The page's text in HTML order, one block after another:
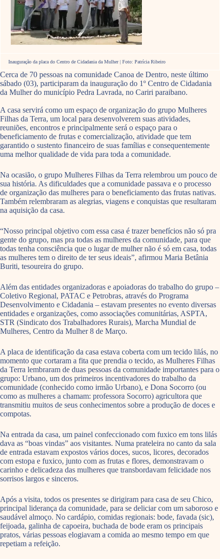
Inauguração da placa do Centro de Cidadania da Mulher | Foto: Patrícia Ribeiro
Cerca de 70 pessoas na comunidade Canoa de Dentro, neste último
sábado (03), participaram da inauguração do 1º Centro de Cidadania
da Mulher do município Pedra Lavrada, no Cariri paraibano.
A casa servirá como um espaço de organização do grupo Mulheres
Filhas da Terra, um local para desenvolverem suas atividades,
reuniões, encontros e principalmente será o espaço para o
beneficiamento de frutas e comercialização, atividade que tem
garantido o sustento financeiro de suas famílias e consequentemente
uma melhor qualidade de vida para toda a comunidade.
Na ocasião, o grupo Mulheres Filhas da Terra relembrou um pouco de
sua história. As dificuldades que a comunidade passava e o processo
de organização das mulheres para o beneficiamento das frutas nativas.
Também relembraram as alegrias, viagens e conquistas que resultaram
na aquisição da casa.
“Nosso principal objetivo com essa casa é trazer benefícios não só pra
gente do grupo, mas pra todas as mulheres da comunidade, para que
todas tenha consciência que o lugar de mulher não é só em casa, todas
as mulheres tem o direito de ter seus ideais”, afirmou Maria Betânia
Buriti, tesoureira do grupo.
Além das entidades organizadoras e apoiadoras do trabalho do grupo –
Coletivo Regional, PATAC e Petrobras, através do Programa
Desenvolvimento e Cidadania – estavam presentes no evento diversas
entidades e organizações, como associações comunitárias, ASPTA,
STR (Sindicato dos Trabalhadores Rurais), Marcha Mundial de
Mulheres, Centro da Mulher 8 de Março.
A placa de identificação da casa estava coberta com um tecido lilás, no
momento que cortaram a fita que prendia o tecido, as Mulheres Filhas
da Terra lembraram de duas pessoas da comunidade importantes para o
grupo: Urbano, um dos primeiros incentivadores do trabalho da
comunidade (conhecido como irmão Urbano), e Dona Socorro (ou
como as mulheres a chamam: professora Socorro) agricultora que
transmitiu muitos de seus conhecimentos sobre a produção de doces e
compotas.
Na entrada da casa, um painel confeccionado com fuxico em tons lilás
dava as “boas vindas” aos visitantes. Numa prateleira no canto da sala
de entrada estavam expostos vários doces, sucos, licores, decorados
com estopa e fuxico, junto com as frutas e flores, demonstravam o
carinho e delicadeza das mulheres que transbordavam felicidade nos
sorrisos largos e sinceros.
Após a visita, todos os presentes se dirigiram para casa de seu Chico,
principal liderança da comunidade, para se deliciar com um saboroso e
saudável almoço. No cardápio, comidas regionais: bode, favada (sic),
feijoada, galinha de capoeira, buchada de bode eram os principais
pratos, várias pessoas elogiavam a comida ao mesmo tempo em que
repetiam a refeição.